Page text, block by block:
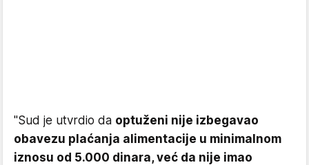
"Sud je utvrdio da optuženi nije izbegavao
obavezu plaćanja alimentacije u minimalnom
iznosu od 5.000 dinara, već da nije imao